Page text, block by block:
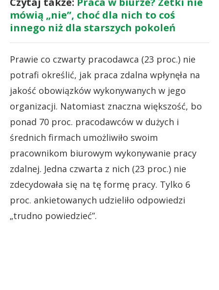
mówią „nie”, choć dla nich to coś
innego niż dla starszych pokoleń
Prawie co czwarty pracodawca (23 proc.) nie
potrafi określić, jak praca zdalna wpłynęła na
jakość obowiązków wykonywanych w jego
organizacji. Natomiast znaczna większość, bo
ponad 70 proc. pracodawców w dużych i
średnich firmach umożliwiło swoim
pracownikom biurowym wykonywanie pracy
zdalnej. Jedna czwarta z nich (23 proc.) nie
zdecydowała się na tę formę pracy. Tylko 6
proc. ankietowanych udzieliło odpowiedzi
„trudno powiedzieć”.